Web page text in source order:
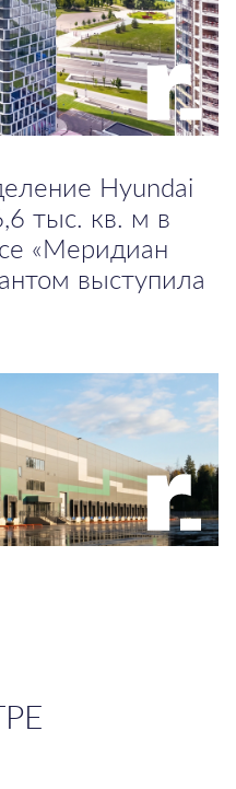
Hyundai
тыс. кв. м в
«Меридиан
выступила